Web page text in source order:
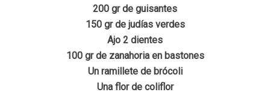
200 gr de guisantes
150 gr de judías verdes
Ajo 2 dientes
100 gr de zanahoria en bastones
Un ramillete de brócoli
Una flor de coliflor